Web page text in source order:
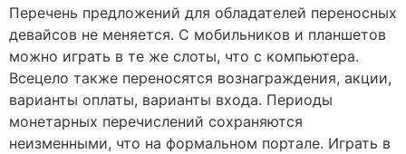
Перечень предложений для обладателей переносных
девайсов не меняется. С мобильников и планшетов
можно играть в те же слоты, что с компьютера.
Всецело также переносятся вознаграждения, акции,
варианты оплаты, варианты входа. Периоды
монетарных перечислений сохраняются
неизменными, что на формальном портале. Играть в